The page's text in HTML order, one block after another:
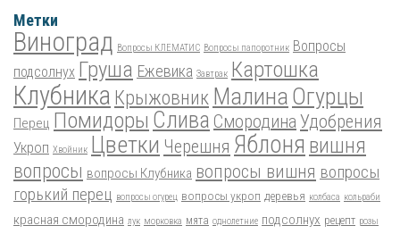
Метки
Виноград Вопросы КЛЕМАТИС Вопросы папоротник Вопросы
подсолнух Груша Ежевика Завтрак Картошка
Клубника Крыжовник Малина Огурцы
Перец Помидоры Слива Смородина Удобрения
Укроп Хвойник Цветки Черешня Яблоня вишня
вопросы вопросы Клубника вопросы вишня вопросы
горький перец вопросы огурец вопросы укроп деревья колбаса кольраби
красная смородина лук морковка мята однолетние подсолнух рецепт розы